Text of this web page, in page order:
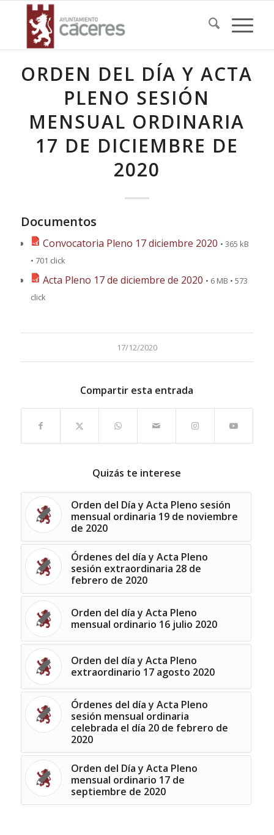
ORDEN DEL DÍA Y ACTA
PLENO SESIÓN
MENSUAL ORDINARIA
17 DE DICIEMBRE DE
2020
Documentos
Convocatoria Pleno 17 diciembre 2020 • 365 kB
• 701 click
Acta Pleno 17 de diciembre de 2020 • 6 MB • 573
click
17/12/2020
Compartir esta entrada
Quizás te interese
Orden del Día y Acta Pleno sesión
mensual ordinaria 19 de noviembre
de 2020
Órdenes del día y Acta Pleno
sesión extraordinaria 28 de
febrero de 2020
Orden del día y Acta Pleno
mensual ordinario 16 julio 2020
Orden del día y Acta Pleno
extraordinario 17 agosto 2020
Órdenes del día y Acta Pleno
sesión mensual ordinaria
celebrada el día 20 de febrero de
2020
Orden del Día y Acta Pleno
mensual ordinario 17 de
septiembre de 2020